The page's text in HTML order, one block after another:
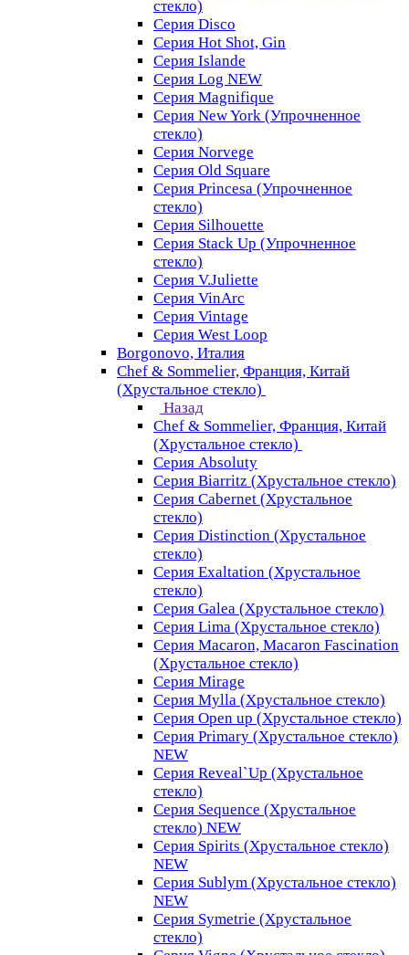
стекло)
Серия Disco
Серия Hot Shot, Gin
Серия Islande
Серия Log NEW
Серия Magnifique
Серия New York (Упрочненное
стекло)
Серия Norvege
Серия Old Square
Серия Princesa (Упрочненное
стекло)
Серия Silhouette
Серия Stack Up (Упрочненное
стекло)
Серия V.Juliette
Серия VinArc
Серия Vintage
Серия West Loop
Borgonovo, Италия
Chef & Sommelier, Франция, Китай
(Хрустальное стекло)
Назад
Chef & Sommelier, Франция, Китай
(Хрустальное стекло)
Серия Absoluty
Серия Biarritz (Хрустальное стекло)
Серия Cabernet (Хрустальное
стекло)
Серия Distinction (Хрустальное
стекло)
Серия Exaltation (Хрустальное
стекло)
Серия Galea (Хрустальное стекло)
Серия Lima (Хрустальное стекло)
Серия Macaron, Macaron Fascination
(Хрустальное стекло)
Серия Mirage
Серия Mylla (Хрустальное стекло)
Серия Open up (Хрустальное стекло)
Серия Primary (Хрустальное стекло)
NEW
Серия Reveal`Up (Хрустальное
стекло)
Серия Sequence (Хрустальное
стекло) NEW
Серия Spirits (Хрустальное стекло)
NEW
Серия Sublym (Хрустальное стекло)
NEW
Серия Symetrie (Хрустальное
стекло)